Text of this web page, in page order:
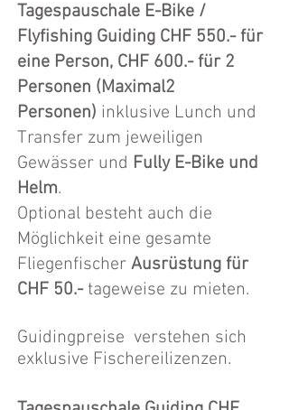
Tagespauschale E-Bike /
Flyfishing Guiding CHF 550.- für
eine Person, CHF 600.- für 2
Personen (Maximal2
Personen) inklusive Lunch und
Transfer zum jeweiligen
Gewässer und Fully E-Bike und
Helm.
Optional besteht auch die
Möglichkeit eine gesamte
Fliegenfischer Ausrüstung für
CHF 50.-tageweise zu mieten.
Guidingpreise verstehen sich
exklusive Fischereilizenzen.